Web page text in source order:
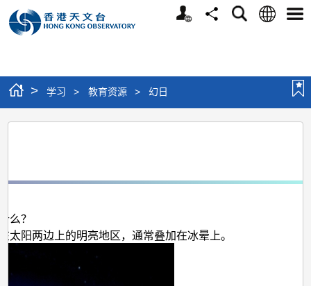
个
分
搜
语
选
> 学习 > 教育资源 > 幻日
幻
么？
太阳两边上的明亮地区，通常叠加在冰晕上。